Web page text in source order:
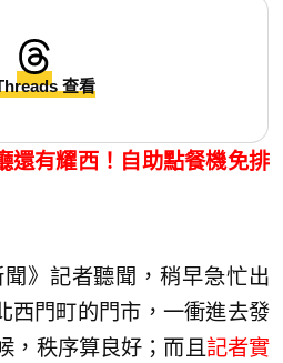
查看
還有耀西！自助點餐機免排
聞》記者聽聞，稍早急忙出
西門町的門市，一衝進去發
，秩序算良好；而且 記者實